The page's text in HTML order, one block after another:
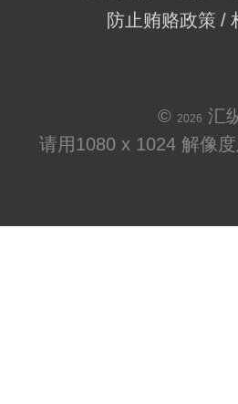
防止贿赂政策
© 2026 汇
请用1080 x 1024 解像